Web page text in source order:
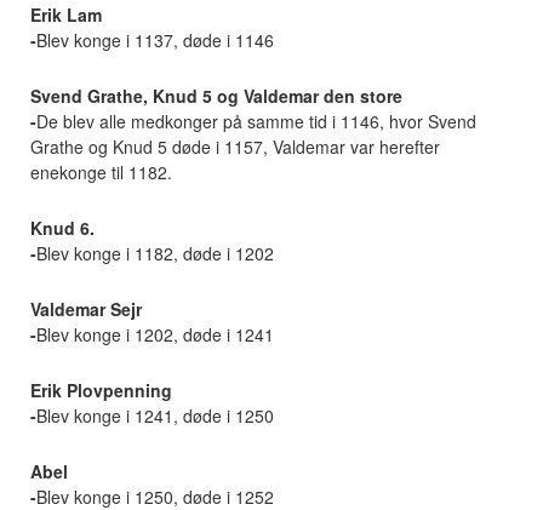
Erik Lam
-Blev konge i 1137, døde i 1146
Svend Grathe, Knud 5 og Valdemar den store
-De blev alle medkonger på samme tid i 1146, hvor Svend
Grathe og Knud 5 døde i 1157, Valdemar var herefter
enekonge til 1182.
Knud 6.
-Blev konge i 1182, døde i 1202
Valdemar Sejr
-Blev konge i 1202, døde i 1241
Erik Plovpenning
-Blev konge i 1241, døde i 1250
Abel
-Blev konge i 1250, døde i 1252